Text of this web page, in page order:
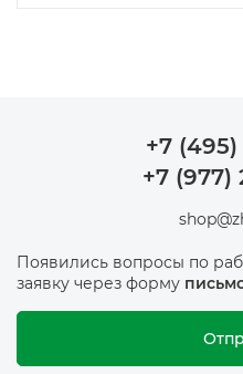
+7 (495)
+7 (977)
Появились вопросы по
заявку через форму